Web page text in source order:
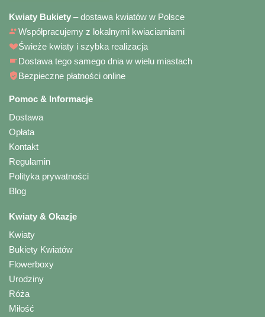
Kwiaty Bukiety – dostawa kwiatów w Polsce
Współpracujemy z lokalnymi kwiaciarniami
Świeże kwiaty i szybka realizacja
Dostawa tego samego dnia w wielu miastach
Bezpieczne płatności online
Pomoc & Informacje
Dostawa
Opłata
Kontakt
Regulamin
Polityka prywatności
Blog
Kwiaty & Okazje
Kwiaty
Bukiety Kwiatów
Flowerboxy
Urodziny
Róża
Miłość